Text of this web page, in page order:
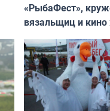
«РыбаФест»,
вязальщиц и
мурманчан в эти